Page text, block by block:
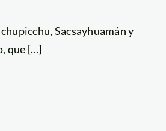
Sacsayhuamán y
que [...]